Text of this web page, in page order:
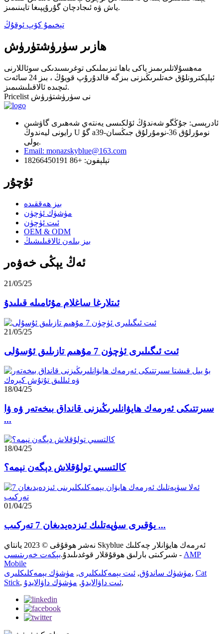
ياش ۋە ئىجادچان گۇرۇپپىغا تايىنىمىز.
تېخىمۇ كۆپ ئوقۇڭ
ھازىر سۈرۈشتۈرۈش
مەھسۇلاتلىرىمىز ياكى باھا تىزىملىكى توغرىسىدىكى سوئاللارنى
ئېلېكترونلۇق خەتلىرىڭىزنى بىزگە قالدۇرۇپ قويۇڭ ، بىز 24 سائەت
ئىچىدە ئالاقىلىشىمىز.
Pricelist نى سۈرۈشتۈرۈش
ئادرېسى: جۇڭگو شەندۇڭ ئۆلكىسى يەنتەي شەھىرى گاۋشىن
رايونى ليەندوڭ U گۇ a39-نومۇرلۇق 36-نومۇرلۇق جىڭسان
يولى.
Email: monazskyblue@163.com
تېلېفون: +86 18266450191
ئۇچۇر
بىز ھەققىدە
مۈشۈك ئۈچۈن
ئىت ئۈچۈن
OEM & ODM
بىز بىلەن ئالاقىلىشىڭ
ئەڭ يېڭى خەۋەر
21/05/25
ئىتلارغا ساغلام مۇئامىلە قىلىدۇ
21/05/25
ئىت ئىگىلىرى ئۈچۈن 7 مۇھىم تازىلىق ئۇسۇلى
18/04/25
سىرتتىكى ئەرمەك ھايۋانلىرىڭىزنى قانداق بىخەتەر ۋە ۋا
...
18/04/25
كالتسىي تولۇقلاش دېگەن نېمە؟
01/04/25
يۇقىرى سۈپەتلىك ئىزدەيدىغان 7 تەركىب ...
نەشر ھوقۇقى © 2023 يانتاي Skyblue ئەرمەك ھايۋانلار چەكلىك
شىركىتى بارلىق ھوقۇقلار قوغدىلىدۇ.بېكەت خەرىتىسى - AMP
Mobile
مۈشۈك ساندۇق, ئىت يېمەكلىكلىرى, مۈشۈك يېمەكلىكلىرى , Cat
Stick, ئىت داۋالايدۇ, مۈشۈك داۋالايدۇ ,